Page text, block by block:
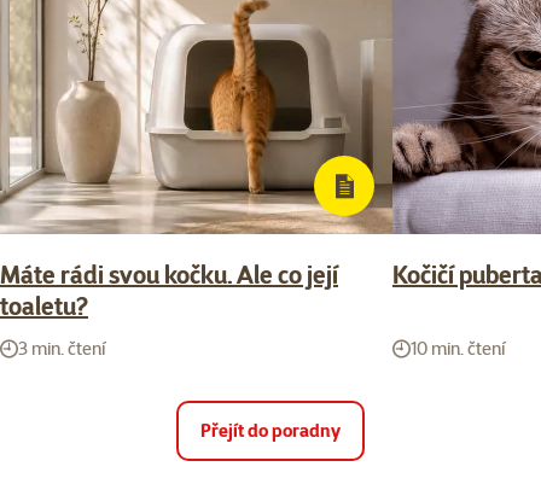
Máte rádi svou kočku. Ale co její
toaletu?
3 min. čtení
Kočičí
10 min. čtení
Přejít do poradny